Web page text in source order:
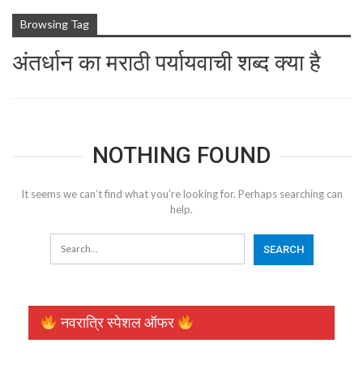
Browsing Tag
अंतर्धान का मराठी पर्यायवाची शब्द क्या है
NOTHING FOUND
It seems we can’t find what you’re looking for. Perhaps searching can
help.
नवरात्रि स्पेशल ऑफर